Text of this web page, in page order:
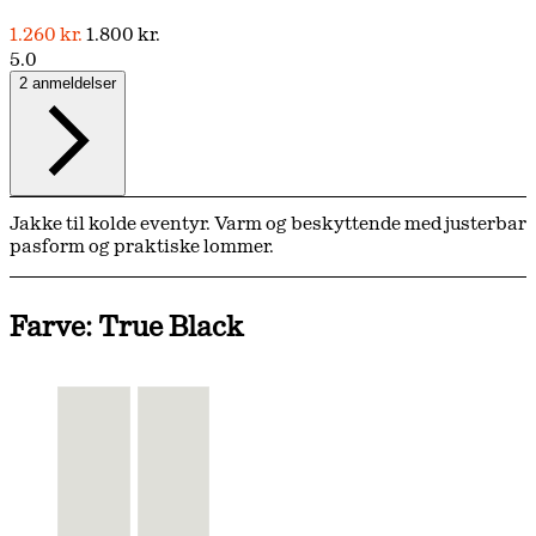
1.260 kr. 1.800 kr.
5.0
2 anmeldelser
Jakke til kolde eventyr. Varm og beskyttende med justerbar
pasform og praktiske lommer.
Farve: True Black